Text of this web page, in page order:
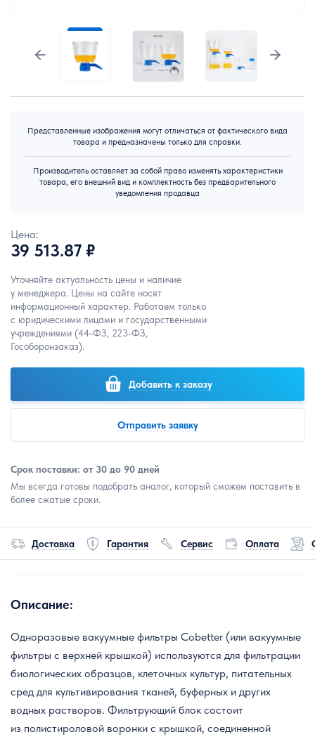
Представленные изображения могут отличаться от фактического вида
товара и предназначены только для справки.
Производитель оставляет за собой право изменять характеристики
товара, его внешний вид и комплектность без предварительного
уведомления продавца
Цена:
39 513.87 ₽
Уточняйте актуальность цены и наличие
у менеджера. Цены на сайте носят
информационный характер. Работаем только
с юридическими лицами и государственными
учреждениями (44-ФЗ, 223-ФЗ,
Гособоронзаказ).
Добавить к заказу
Отправить заявку
Срок поставки: от 30 до 90 дней
Мы всегда готовы подобрать аналог, который сможем поставить в
более сжатые сроки.
Доставка Гарантия Сервис Оплата
Описание:
Одноразовые вакуумные фильтры Cobetter (или вакуумные
фильтры с верхней крышкой) используются для фильтрации
биологических образцов, клеточных культур, питательных
сред для культивирования тканей, буферных и других
водных растворов. Фильтрующий блок состоит
из полистироловой воронки с крышкой, соединенной